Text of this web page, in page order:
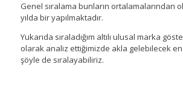
Genel sıralama bunların ortalamalarından
yılda bir yapılmaktadır.
Yukarıda sıraladığım altılı ulusal marka
olarak analiz ettiğimizde akla gelebilecek
şöyle de sıralayabiliriz.